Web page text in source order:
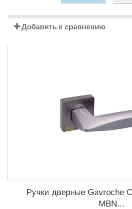
Добавить к сравнению
Ручки дверные Gavroche
MBN...